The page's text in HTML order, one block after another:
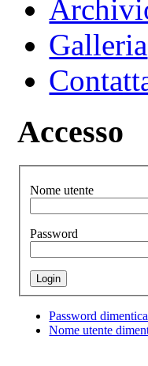
Galleria
Accesso
Nome utente
Password
Password
Nome utente